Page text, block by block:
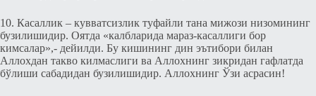
10. Касаллик – кувватсизлик туфайли тана мижози низомининг
бузилишидир. Оятда «калбларида мараз-касаллиги бор
кимсалар»,- дeйилди. Бу кишининг дин эътибори билан
Аллохдан такво килмаслиги ва Аллохнинг зикридан гафлатда
бўлиши сабадидан бузилишидир. Аллохнинг Ўзи асрасин!